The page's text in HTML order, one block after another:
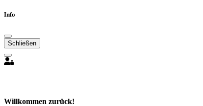
Info
Schließen
Willkommen zurück!